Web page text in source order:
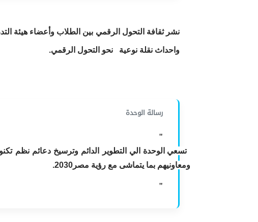
نشر ثقافة التحول الرقمي بين الطلاب وأعضاء هيئة
واحداث نقلة نوعية نحو التحول الرقمي.
رسالة الوحدة
"
تسعي الوحدة الي التطوير الدائم وترسيخ دعائم نظم
ومعاونيهم بما يتماشى مع رؤية مصر2030.
"